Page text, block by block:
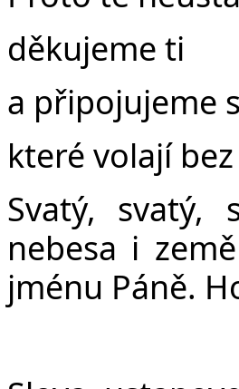
děkujeme ti
a připojujeme
které volají
Svatý, svatý,
nebesa i
jménu Páně.